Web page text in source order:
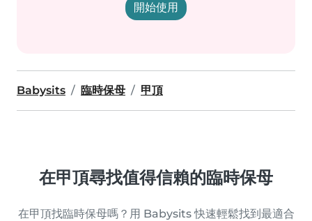
開始使用
Babysits 臨時保母 甲頂
在甲頂尋找值得信賴的臨時保母
在甲頂找臨時保母嗎？用 Babysits 快速輕鬆找到最適合